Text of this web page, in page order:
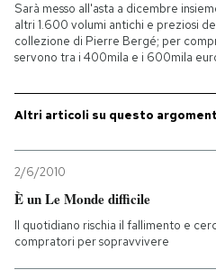
Internet
Scienza
Cultura
Economia
Sport
PODCAST
Sarà messo all'asta a dicembre
altri 1.600 volumi antichi e preziosi
collezione di Pierre Bergé; per
servono tra i 400mila e i 600mila
Altri articoli su questo
2/6/2010
È un Le Monde difficile
Il quotidiano rischia il fallimento e
compratori per sopravvivere